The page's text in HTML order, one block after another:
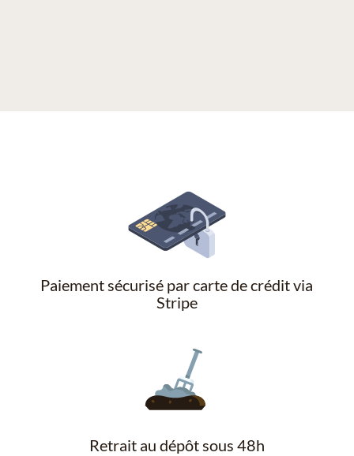
Paiement sécurisé par carte de crédit via
Stripe
Retrait au dépôt sous 48h